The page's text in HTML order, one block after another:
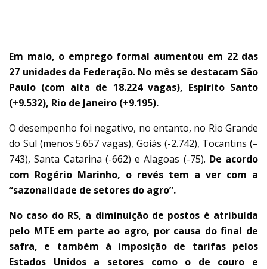
Em maio, o emprego formal aumentou em 22 das
27 unidades da Federação. No mês se destacam São
Paulo (com alta de 18.224 vagas), Espirito Santo
(+9.532), Rio de Janeiro (+9.195).
O desempenho foi negativo, no entanto, no Rio Grande
do Sul (menos 5.657 vagas), Goiás (-2.742), Tocantins (–
743), Santa Catarina (-662) e Alagoas (-75). De acordo
com Rogério Marinho, o revés tem a ver com a
“sazonalidade de setores do agro”.
No caso do RS, a diminuição de postos é atribuída
pelo MTE em parte ao agro, por causa do final de
safra, e também à imposição de tarifas pelos
Estados Unidos a setores como o de couro e